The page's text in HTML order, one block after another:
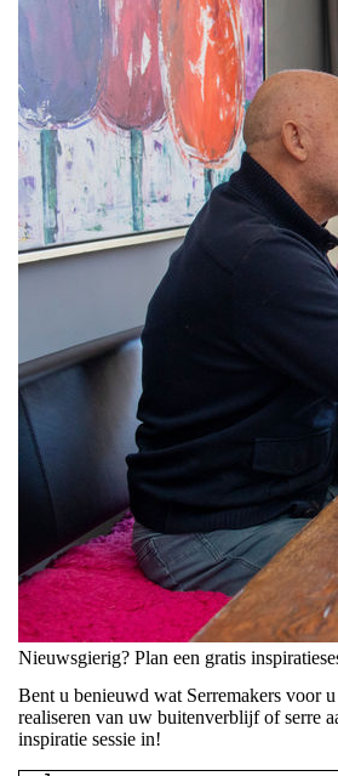
Nieuwsgierig? Plan een gratis
Bent u benieuwd wat Serremakers voor
realiseren van uw buitenverblijf of serre
inspiratie sessie in!